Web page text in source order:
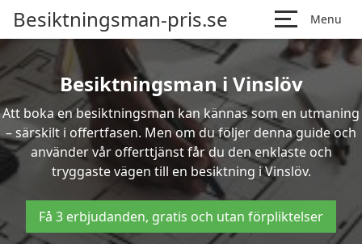
Besiktningsman-pris.se Menu
Besiktningsman i Vinslöv
Att boka en besiktningsman kan kännas som en utmaning
– särskilt i offertfasen. Men om du följer denna guide och
använder vår offerttjänst får du den enklaste och
tryggaste vägen till en besiktning i Vinslöv.
Få 3 erbjudanden, gratis och utan förpliktelser